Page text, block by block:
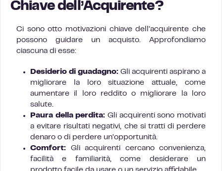
Chiave dell’Acquirente?
Ci sono otto motivazioni chiave dell’acquirente che
possono guidare un acquisto. Approfondiamo
ciascuna di esse:
Desiderio di guadagno: Gli acquirenti aspirano a
migliorare la loro situazione attuale, come
aumentare il loro reddito o migliorare la loro
salute.
Paura della perdita: Gli acquirenti sono motivati
a evitare risultati negativi, che si tratti di perdere
denaro o di perdere un’opportunità.
Comfort: Gli acquirenti cercano convenienza,
facilità e familiarità, come desiderare un